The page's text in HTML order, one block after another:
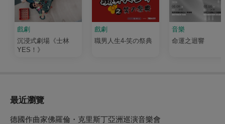
戲劇
沉浸式劇場《士林
YES！》
戲劇
職男人生4-笑の祭典
音樂
命運之迴響
最近瀏覽
德國作曲家佛羅倫・克里斯丁亞洲巡演音樂會